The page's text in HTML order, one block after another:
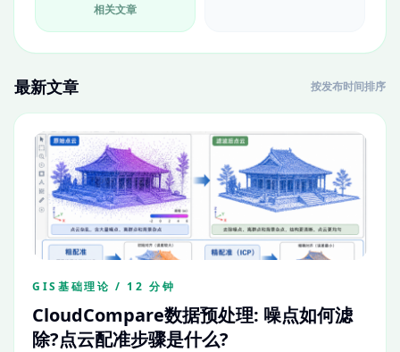
相关文章
最新文章 按发布时间排序
GIS基础理论 / 12 分钟
CloudCompare数据预处理: 噪点如何滤
除?点云配准步骤是什么?